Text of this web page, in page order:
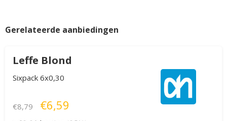
Gerelateerde aanbiedingen
Leffe Blond
Sixpack 6x0,30
€8,79 €6,59